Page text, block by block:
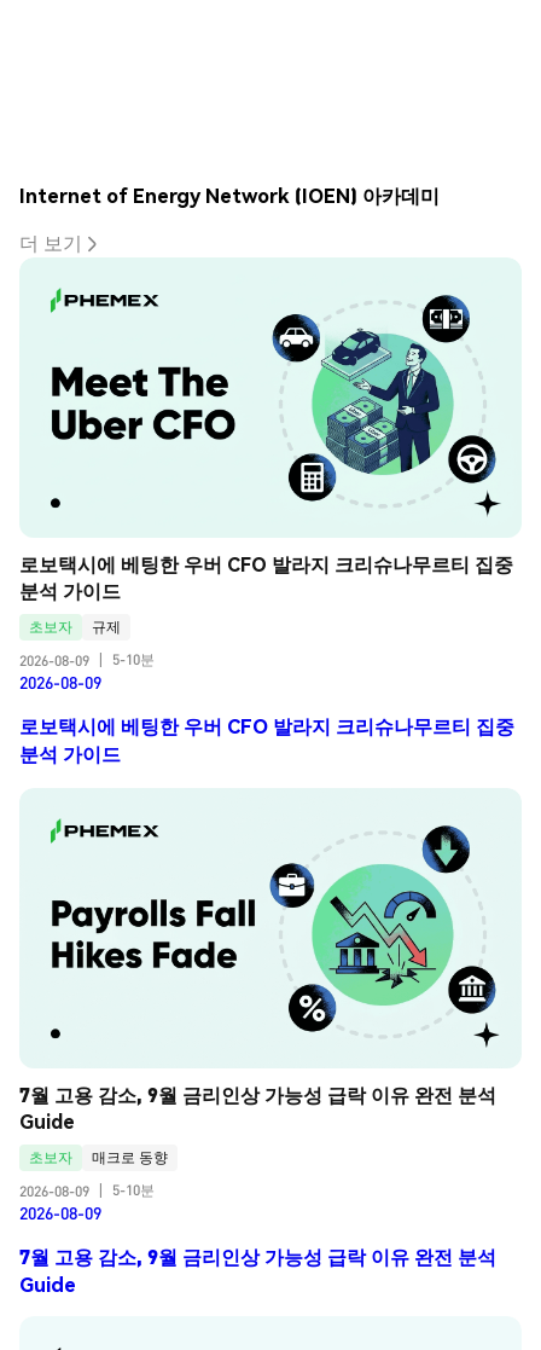
Internet of Energy Network (IOEN) 아카데미
더 보기
로보택시에 베팅한 우버 CFO 발라지 크리슈나무르티 집중
분석 가이드
초보자
규제
2026-08-09
5-10분
2026-08-09
로보택시에 베팅한 우버 CFO 발라지 크리슈나무르티 집중
분석 가이드
7월 고용 감소, 9월 금리인상 가능성 급락 이유 완전 분석
Guide
초보자
매크로 동향
2026-08-09
5-10분
2026-08-09
7월 고용 감소, 9월 금리인상 가능성 급락 이유 완전 분석
Guide